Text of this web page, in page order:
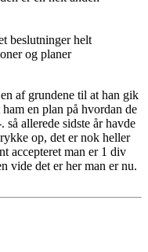
beslutninger helt
og planer
af grundene til at han gik
en plan på hvordan de
allerede sidste år havde
op, det er nok heller
accepteret man er 1 div
vide det er her man er nu.